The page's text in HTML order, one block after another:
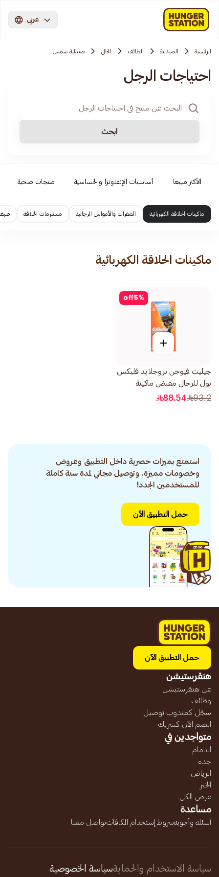
عربي
الرئيسية الصيدلية الطائف الجال صيدلية شمس
احتياجات الرجل
ابحث
الأكثر مبيعا أساسيات الإنفلونزا والحساسية منتجات صحية
ماكينات الحلاقة الكهربائية الشفرات والأمواس الرجالية مستلزمات الحلاقة
ماكينات الحلاقة الكهربائية
5%
off
+
جيليت فيوجن بروجلايد فليكس
بول للرجال مقبض ماكينة
الحلاقة شفرتين 1قطعة
93.2
88.54
استمتع بميزات حصرية داخل التطبيق وعروض
وخصومات مميزة. وتوصيل مجاني لمدة سنة كاملة
للمستخدمين الجدد!
حمل التطبيق الآن
حمل التطبيق الآن
هنقرستيشن
عن هنقرستيشن
وظائف
سجّل كمندوب توصيل
انضم الآن كشريك
متواجدين في
الدمام
جده
الرياض
الخبر
عرض الكل...
مساعدة
أسئلة وأجوبةشروط إستخدام المكافآتتواصل معنا
سياسة الاستخدام والحمايةسياسة الخصوصية